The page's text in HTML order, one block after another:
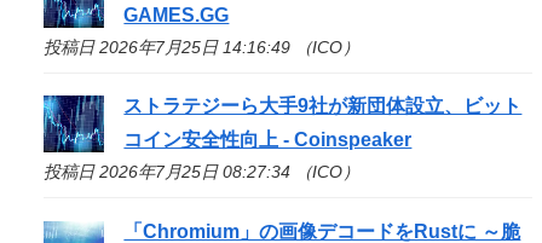
GAMES.GG
投稿日 2026年7月25日 14:16:49 （ICO）
ストラテジーら大手9社が新団体設立、ビット
コイン安全性向上 - Coinspeaker
投稿日 2026年7月25日 08:27:34 （ICO）
「Chromium」の画像デコードをRustに ～脆